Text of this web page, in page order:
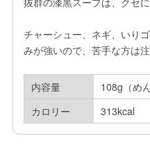
チャーシュー、ネギ、いり
みが強いので、苦手な方は
内容量
108g（め
カロリー
313kcal